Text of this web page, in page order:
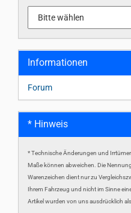
Informationen
Forum
* Hinweis
* Technische Änderungen und
Maße können abweichen. Die
Warenzeichen dient nur zu
Ihrem Fahrzeug und nicht im Sinne
Artikel wurden von uns ausdrücklich